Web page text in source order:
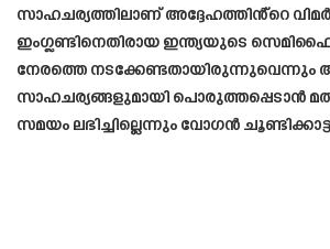
സാഹചര്യത്തിലാണ് അദ്ദേഹത്തിൻ്റെ
ഇംഗ്ലണ്ടിനെതിരായ ഇന്ത്യയുടെ
നേരത്തെ
സാഹചര്യങ്ങളുമായി പൊരുത്തപ്പെടാൻ
സമയം ലഭിച്ചില്ലെന്നും വോഗൻ